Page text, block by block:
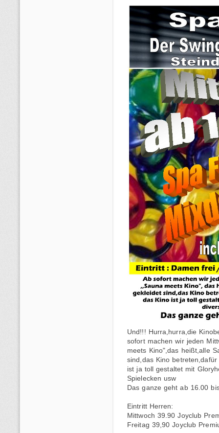
Und!!! Hurra,hurra,die
sofort machen wir jeden
meets Kino",das heißt,alle
sind,das Kino
ist ja toll gestaltet mit
Spielecken usw
Das ganze geht ab 16.00
Eintritt Herren:
Mittwoch 39.90 Joyclub
Freitag 39,90 Joyclub